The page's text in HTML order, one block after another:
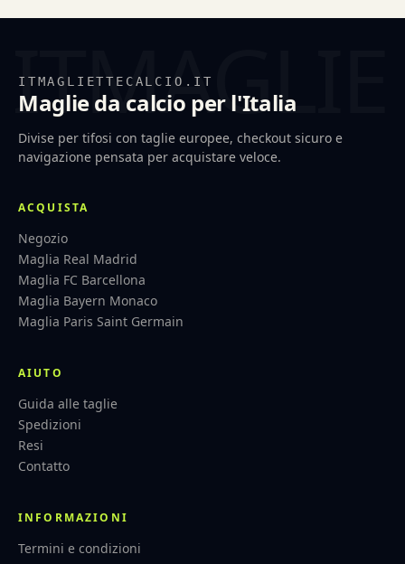
ITMAGLIETTECALCIO.IT
Maglie da calcio per l'Italia
Divise per tifosi con taglie europee, checkout sicuro e
navigazione pensata per acquistare veloce.
ACQUISTA
Negozio
Maglia Real Madrid
Maglia FC Barcellona
Maglia Bayern Monaco
Maglia Paris Saint Germain
AIUTO
Guida alle taglie
Spedizioni
Resi
Contatto
INFORMAZIONI
Termini e condizioni